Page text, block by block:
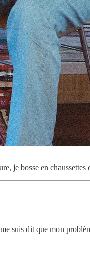
je bosse en chaussettes
suis dit que mon